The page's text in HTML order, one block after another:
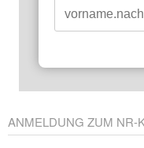
ANMELDUNG ZUM NR-